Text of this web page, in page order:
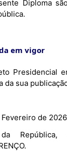
Diploma
em vigor
Presidencial
da sua
de
República,